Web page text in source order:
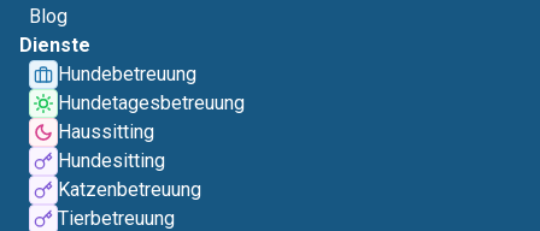
Blog
Dienste
Hundebetreuung
Hundetagesbetreuung
Haussitting
Hundesitting
Katzenbetreuung
Tierbetreuung